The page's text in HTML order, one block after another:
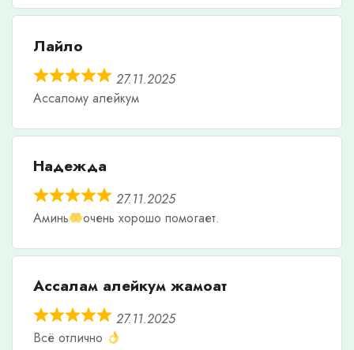
Лайло
27.11.2025
Ассалому алейкум
Надежда
27.11.2025
Аминь
очень хорошо помогает.
Ассалам алейкум жамоат
27.11.2025
Всё отлично